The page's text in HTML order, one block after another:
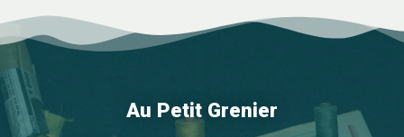
Au Petit Grenier